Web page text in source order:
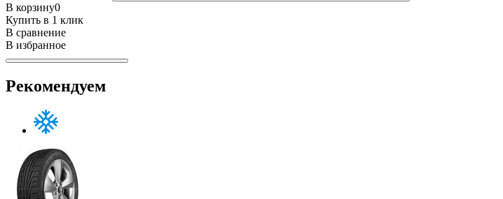
В корзину0
Купить в 1 клик
В сравнение
В избранное
Рекомендуем